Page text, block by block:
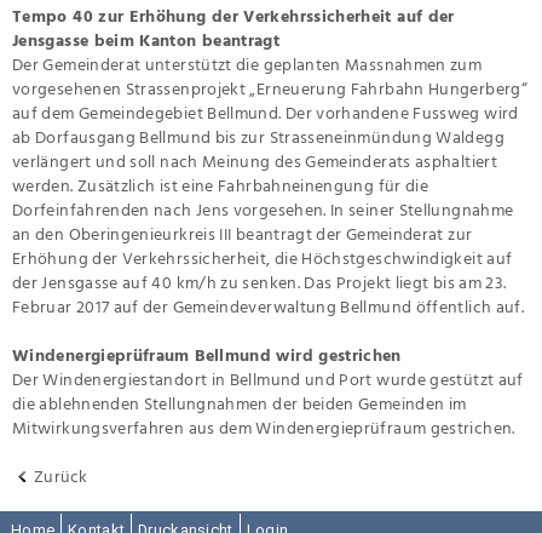
Tempo 40 zur Erhöhung der Verkehrssicherheit auf der
Jensgasse beim Kanton beantragt
Der Gemeinderat unterstützt die geplanten Massnahmen zum
vorgesehenen Strassenprojekt „Erneuerung Fahrbahn Hungerberg“
auf dem Gemeindegebiet Bellmund. Der vorhandene Fussweg wird
ab Dorfausgang Bellmund bis zur Strasseneinmündung Waldegg
verlängert und soll nach Meinung des Gemeinderats asphaltiert
werden. Zusätzlich ist eine Fahrbahneinengung für die
Dorfeinfahrenden nach Jens vorgesehen. In seiner Stellungnahme
an den Oberingenieurkreis III beantragt der Gemeinderat zur
Erhöhung der Verkehrssicherheit, die Höchstgeschwindigkeit auf
der Jensgasse auf 40 km/h zu senken. Das Projekt liegt bis am 23.
Februar 2017 auf der Gemeindeverwaltung Bellmund öffentlich auf.
Windenergieprüfraum Bellmund wird gestrichen
Der Windenergiestandort in Bellmund und Port wurde gestützt auf
die ablehnenden Stellungnahmen der beiden Gemeinden im
Mitwirkungsverfahren aus dem Windenergieprüfraum gestrichen.
Zurück